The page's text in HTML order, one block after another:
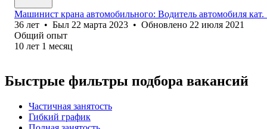
Машинист крана автомобильного: Водитель автомобиля
36 лет • Был 22 марта 2023 • Обновлено 22 июля 2021
Общий опыт
10 лет 1 месяц
Быстрые фильтры подбора вакансий
Частичная занятость
Гибкий график